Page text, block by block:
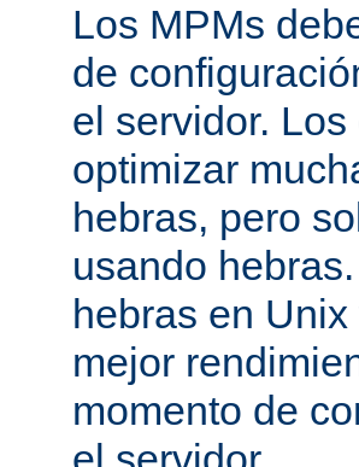
Los MPMs
de
el servidor.
optimizar
hebras, pero
usando
hebras en
mejor
momento de